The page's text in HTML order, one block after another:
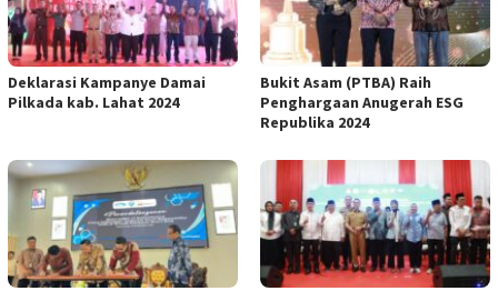
Deklarasi Kampanye Damai
Pilkada kab. Lahat 2024
Bukit Asam (PTBA) Raih
Penghargaan Anugerah ESG
Republika 2024